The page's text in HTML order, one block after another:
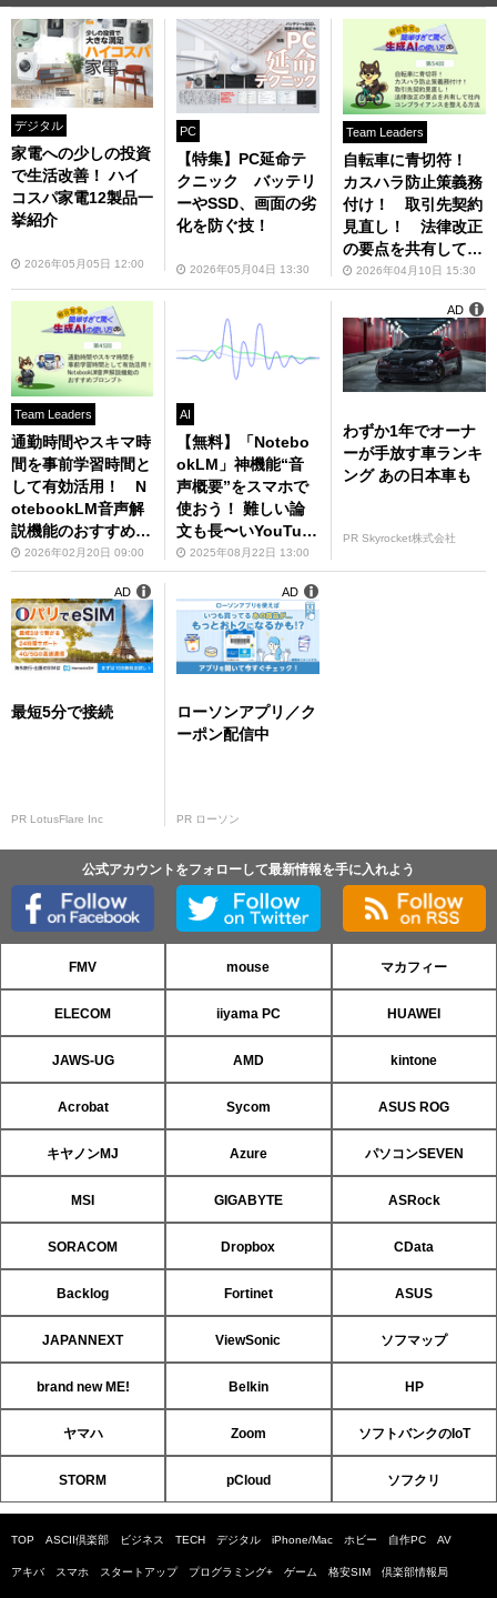
デジタル
家電への少しの投資
で生活改善！ ハイ
コスパ家電12製品一
挙紹介
2026年05月05日 12:00
PC
【特集】PC延命テ
クニック バッテリ
ーやSSD、画面の劣
化を防ぐ技！
2026年05月04日 13:30
Team Leaders
自転車に青切符！
カスハラ防止策義務
付け！ 取引先契約
見直し！ 法律改正
の要点を共有して社
内コンプライアンス
を整える方法
2026年04月10日 15:30
Team Leaders
通勤時間やスキマ時
間を事前学習時間と
して有効活用！ N
otebookLM音声解
説機能のおすすめプ
ロンプト
2026年02月20日 09:00
AI
【無料】「Notebo
okLM」神機能“音
声概要”をスマホで
使おう！ 難しい論
文も長〜いYouTub
eも、ポッドキャス
ト化して分かりやす
く
2025年08月22日 13:00
わずか1年でオーナ
ーが手放す車ランキ
ング あの日本車も
PR Skyrocket株式会社
AD
最短5分で接続
PR LotusFlare Inc
AD
ローソンアプリ／ク
ーポン配信中
PR ローソン
AD
公式アカウントをフォローして最新情報を手に入れよう
FMV mouse マカフィー
ELECOM iiyama PC HUAWEI
JAWS-UG AMD kintone
Acrobat Sycom ASUS ROG
キヤノンMJ Azure パソコンSEVEN
MSI GIGABYTE ASRock
SORACOM Dropbox CData
Backlog Fortinet ASUS
JAPANNEXT ViewSonic ソフマップ
brand new ME! Belkin HP
ヤマハ Zoom ソフトバンクのIoT
STORM pCloud ソフクリ
TOP ASCII倶楽部 ビジネス TECH デジタル iPhone/Mac ホビー 自作PC AV
アキバ スマホ スタートアップ プログラミング+ ゲーム 格安SIM 倶楽部情報局